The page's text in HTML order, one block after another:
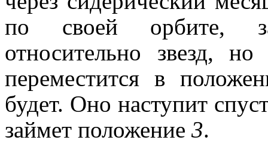
по своей орбите,
относительно звезд,
переместится в
будет. Оно наступит
займет положение 3.